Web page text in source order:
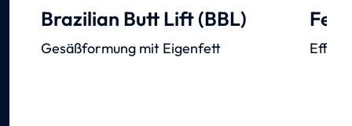
Brazilian Butt Lift (BBL)
Gesäßformung mit Eigenfett